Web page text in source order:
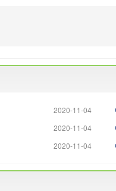
2020-11-04
2020-11-04
2020-11-04